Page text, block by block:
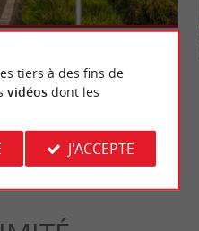
tiers à des fins de
vidéosdont les
J'ACCEPTE